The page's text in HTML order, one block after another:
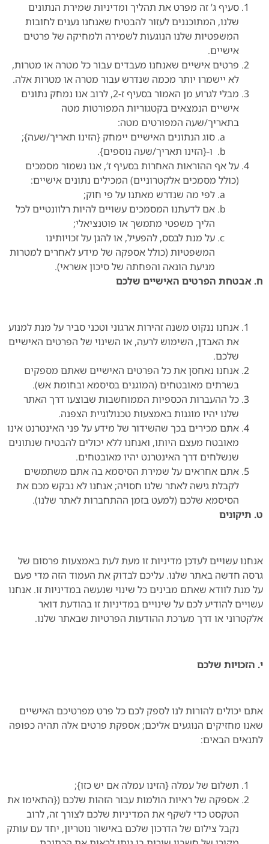
סעיף ג’ זה מפרט את תהליך ומדיניות שמירת הנתונים
שלנו, המתוכננים לעזור להבטיח שאנחנו נענים לחובות
המשפטיות שלנו הנוגעות לשמירה ולמחיקה של פרטים
אישיים.
פרטים אישיים שאנחנו מעבדים עבור כל מטרה או מטרות,
לא יישמרו יותר מכמה שנדרש עבור מטרה או מטרות אלה.
מבלי לגרוע מן האמור בסעיף ז-2, לרוב אנו נמחק נתונים
אישיים הנמצאים בקטגוריות המפורטות מטה
בתאריך/שעה המפורטים מטה:
סוג הנתונים האישיים יימחק {הזינו תאריך/שעה};
ו-{הזינו תאריך/שעה נוספים}.
על אף ההוראות האחרות בסעיף ז’, אנו נשמור מסמכים
(כולל מסמכים אלקטרוניים) המכילים נתונים אישיים:
לפי מה שנדרש מאתנו על פי חוק;
אם לדעתנו המסמכים עשויים להיות רלוונטיים לכל
הליך משפטי מתמשך או פוטנציאלי;
על מנת לבסס, להפעיל, או להגן על זכויותינו
המשפטיות (כולל אספקה של מידע לאחרים למטרות
מניעת הונאה והפחתה של סיכון אשראי).
ח. אבטחת הפרטים האישיים שלכם
אנחנו ננקוט משנה זהירות ארגוני וטכני סביר על מנת למנוע
את האבדן, השימוש לרעה, או השינוי של הפרטים האישיים
שלכם.
אנחנו נאחסן את כל הפרטים האישיים שאתם מספקים
בשרתים מאובטחים (המוגנים בסיסמא ובחומת אש).
כל ההעברות הכספיות הממוחשבות שבוצעו דרך האתר
שלנו יהיו מוגנות באמצעות טכנולוגיית הצפנה.
אתם מכירים בכך שהשידור של מידע על פני האינטרנט אינו
מאובטח מעצם היותו, ואנחנו ללא יכולים להבטיח שנתונים
שנשלחים דרך האינטרנט יהיו מאובטחים.
אתם אחראים על שמירת הסיסמא בה אתם משתמשים
לקבלת גישה לאתר שלנו חסויה; אנחנו לא נבקש מכם את
הסיסמא שלכם (למעט בזמן ההתחברות לאתר שלנו).
ט. תיקונים
אנחנו עשויים לעדכן מדיניות זו מעת לעת באמצעות פרסום של
גרסה חדשה באתר שלנו. עליכם לבדוק את העמוד הזה מדי פעם
על מנת לוודא שאתם מבינים כל שינוי שנעשה במדיניות זו. אנחנו
עשויים להודיע לכם על שינויים במדיניות זו בהודעת דואר
אלקטרוני או דרך מערכת ההודעות הפרטיות שבאתר שלנו.
י. הזכויות שלכם
אתם יכולים להורות לנו לספק לכם כל פרט מפרטיכם האישיים
שאנו מחזיקים הנוגעים אליכם; אספקת פרטים אלה תהיה כפופה
לתנאים הבאים:
תשלום של עמלה {הזינו עמלה אם יש כזו};
אספקה של ראיות הולמות עבור הזהות שלכם ({התאימו את
הטקסט כדי לשקף את המדיניות שלכם לצורך זה, לרוב
נקבל צילום של הדרכון שלכם באישור נוטריון, יחד עם עותק